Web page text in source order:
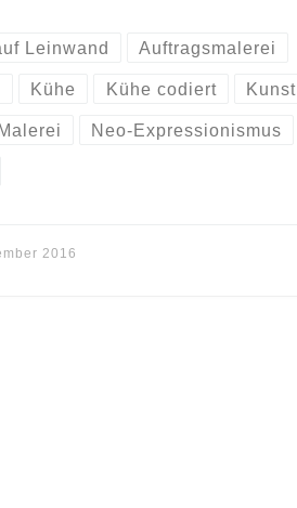
Leinwand Auftragsmalerei
Kühe Kühe codiert Kunst
Neo-Expressionismus
2016